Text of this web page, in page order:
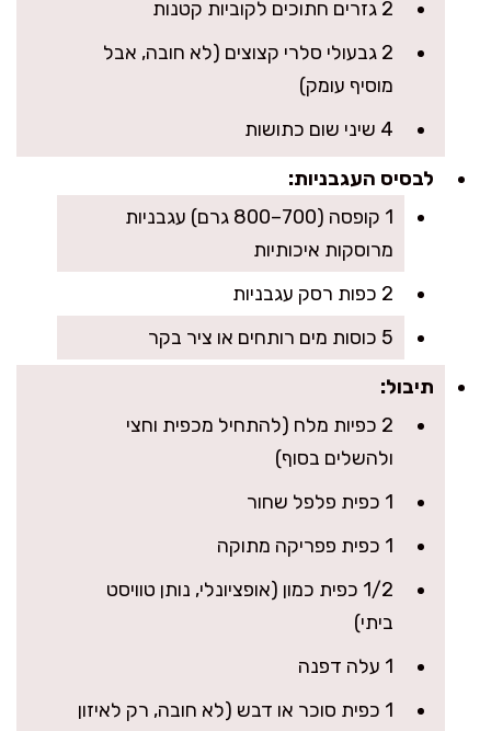
2 גזרים חתוכים לקוביות קטנות
2 גבעולי סלרי קצוצים (לא חובה, אבל
מוסיף עומק)
4 שיני שום כתושות
לבסיס העגבניות:
1 קופסה (700–800 גרם) עגבניות
מרוסקות איכותיות
2 כפות רסק עגבניות
5 כוסות מים רותחים או ציר בקר
תיבול:
2 כפיות מלח (להתחיל מכפית וחצי
ולהשלים בסוף)
1 כפית פלפל שחור
1 כפית פפריקה מתוקה
1/2 כפית כמון (אופציונלי, נותן טוויסט
ביתי)
1 עלה דפנה
1 כפית סוכר או דבש (לא חובה, רק לאיזון